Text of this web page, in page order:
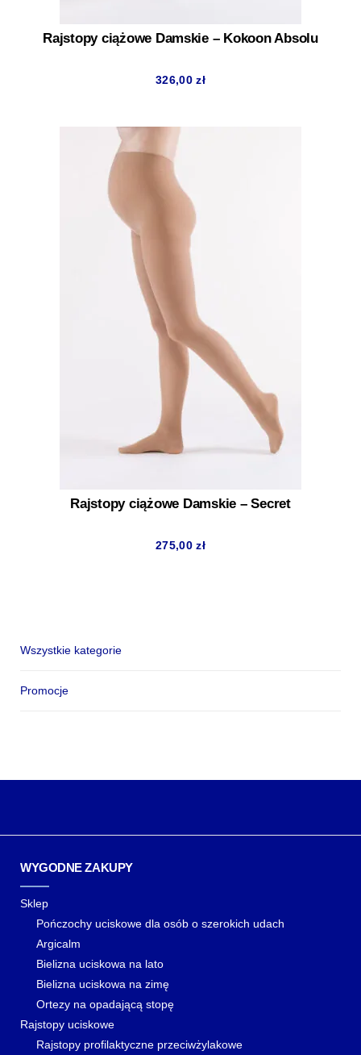
Rajstopy ciążowe Damskie – Kokoon Absolu
326,00zł
Rajstopy ciążowe Damskie – Secret
275,00zł
Wszystkie kategorie
Promocje
WYGODNE ZAKUPY
Sklep
Pończochy uciskowe dla osób o szerokich udach
Argicalm
Bielizna uciskowa na lato
Bielizna uciskowa na zimę
Ortezy na opadającą stopę
Rajstopy uciskowe
Rajstopy profilaktyczne przeciwżylakowe